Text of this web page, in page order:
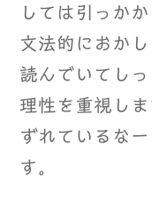
しては引っか
文法的におか
読んでいてし
理性を重視し
ずれているな
す。